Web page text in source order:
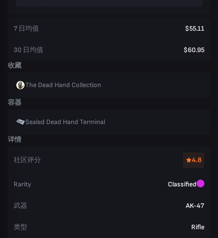
7 日均值 $55.11
30 日均值
$60.95
收藏
The Dead Hand Collection
容器
Sealed Dead Hand Terminal
详情
社区评分 4.8
Rarity Classified
武器 AK-47
类型 Rifle